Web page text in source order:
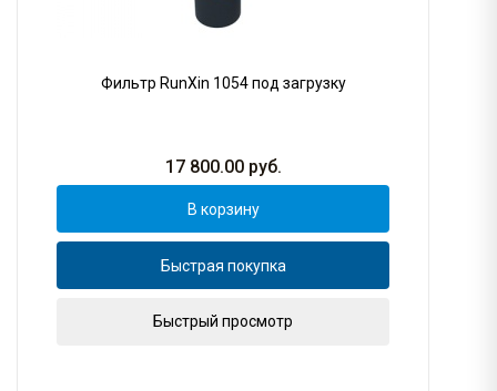
Фильтр RunXin 1054 под загрузку
17 800.00руб.
В корзину
Быстрая покупка
Быстрый просмотр